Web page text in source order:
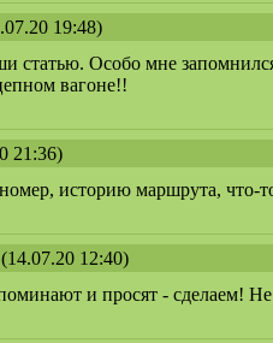
19:48)
статью. Особо мне
вагоне!!
21:36)
историю маршрута, что-
(14.07.20 12:40)
и просят - сделаем!